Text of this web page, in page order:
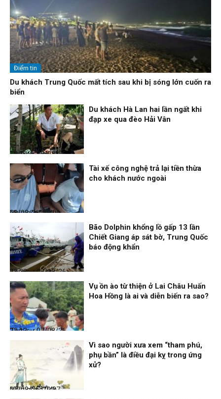
Điểm tin
Du khách Trung Quốc mất tích sau khi bị sóng lớn cuốn ra
biển
Thời sự
08/08/26, 13:10
Du khách Hà Lan hai lần ngất khi
đạp xe qua đèo Hải Vân
Nhịp sống 24h
08/08/26, 09:06
Tài xế công nghệ trả lại tiền thừa
cho khách nước ngoài
Thời sự
07/08/26, 23:28
Bão Dolphin khổng lồ gấp 13 lần
Chiết Giang áp sát bờ, Trung Quốc
báo động khẩn
Thời sự
07/08/26, 22:13
Vụ ồn ào từ thiện ở Lai Châu Huấn
Hoa Hồng là ai và diễn biến ra sao?
Nhịp sống 24h
07/08/26, 19:37
Vì sao người xưa xem “tham phú,
phụ bần” là điều đại kỵ trong ứng
xử?